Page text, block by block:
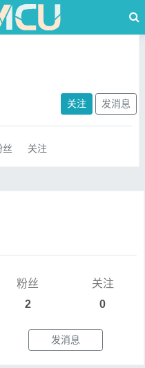
关注 发消息
丝 关注
粉丝
2
关注
0
发消息